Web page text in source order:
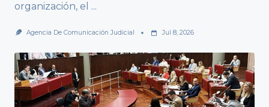
organización, el ...
Agencia De Comunicación Judicial Jul 8, 2026